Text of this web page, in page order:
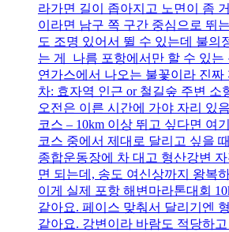
라가면 길이 좁아지고 노면이 좀
이라면 남구 쪽 구간 중심으로 뛰
도 조명 있어서 뛸 수 있는데 불의
는 게 나름 포항에서만 할 수 있는
연가스에서 나오는 불꽃이라 진짜
차: 효자역 인근 or 철길숲 주변 소
오전은 이른 시간에 가야 자리 있
코스 – 10km 이상 뛰고 싶다면 여
코스 중에서 제대로 달리고 싶을
종합운동장에 차 대고 형산강변
면 되는데, 송도 여신상까지 왕복
이게 실제 포항 해변마라톤대회
같아요. 페이스 맞춰서 달리기엔
같아요. 강변이라 바람도 적당하